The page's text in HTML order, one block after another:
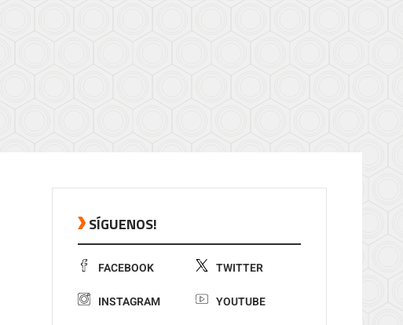
SÍGUENOS!
FACEBOOK TWITTER
INSTAGRAM YOUTUBE